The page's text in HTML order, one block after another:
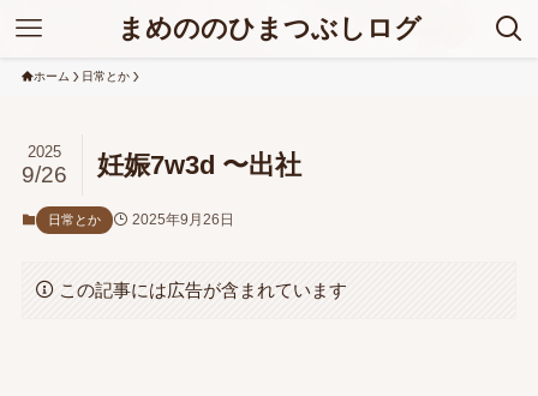
まめののひまつぶしログ
ホーム 日常とか
妊娠7w3d 〜出社
2025
9/26
日常とか 2025年9月26日
この記事には広告が含まれています